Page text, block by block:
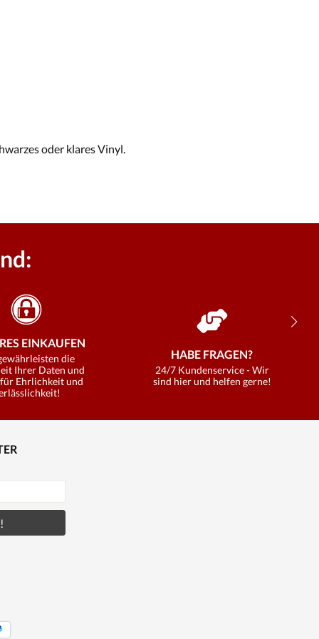
oder klares Vinyl.
EINKAUFEN
die
Ihrer Daten und
Ehrlichkeit und
HABE FRAGEN?
24/7 Kundenservice - Wir
sind hier und helfen gerne!